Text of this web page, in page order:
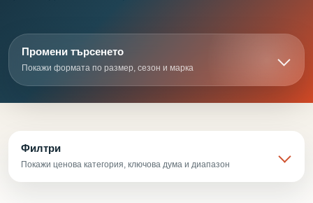
Промени търсенето
Покажи формата по размер, сезон и марка
Филтри
Покажи ценова категория, ключова дума и диапазон